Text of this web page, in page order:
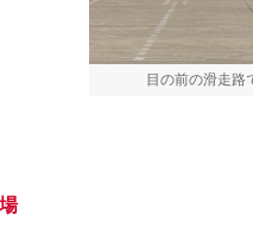
目の前の滑走路